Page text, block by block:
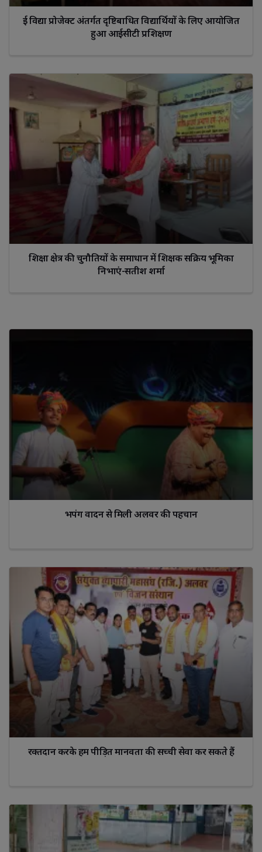
ई विद्या प्रोजेक्ट अंतर्गत दृष्टिबाधित विद्यार्थियों के लिए आयोजित
हुआ आईसीटी प्रशिक्षण
शिक्षा क्षेत्र की चुनौतियों के समाधान में शिक्षक सक्रिय भूमिका
निभाएं-सतीश शर्मा
भपंग वादन से मिली अलवर की पहचान
रक्तदान करके हम पीड़ित मानवता की सच्ची सेवा कर सकते हैं